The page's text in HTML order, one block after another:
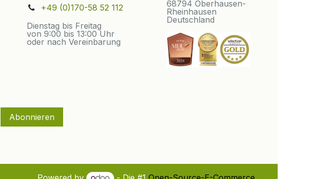
68794 Oberhausen-
Rheinhausen
Deutschland
+49 (0)170-58 52 112
Dienstag bis Freitag
von 9:00 bis 13:00 Uhr
oder nach Vereinbarung
Abonnieren